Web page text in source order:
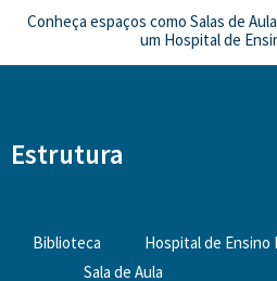
Conheça espaços como Salas de
um Hospital de
Estrutura
Biblioteca Hospital de Ensino
Sala de Aula